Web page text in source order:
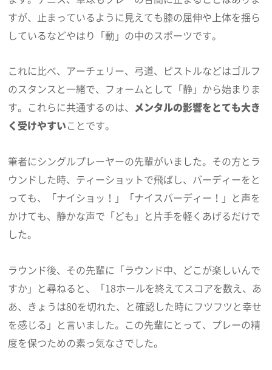
すが、止まっているように見えても膝の屈伸や上体を揺ら
しているなどやはり「動」の中のスポーツです。
これに比べ、アーチェリー、弓道、ピストルなどはゴルフ
のスタンスと一緒で、フォームとして「静」から始まりま
す。これらに共通するのは、 メンタルの影響をとても大き
く受けやすいことです。
筆者にシングルプレーヤーの先輩がいました。その方とラ
ウンドした時、ティーショットで飛ばし、バーディーをと
っても、「ナイショッ！」「ナイスバーディー！」と声を
かけても、静かな声で「ども」と片手を軽くあげるだけで
した。
ラウンド後、その先輩に「ラウンド中、どこが楽しいんで
すか」と尋ねると、「18ホールを終えてスコアを数え、あ
あ、きょうは80を切れた、と確認した時にフツフツと幸せ
を感じる」と言いました。この先輩にとって、プレーの精
度を保つための素っ気なさでした。